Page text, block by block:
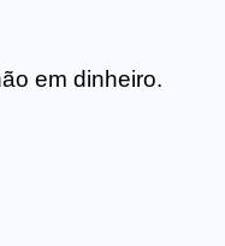
em dinheiro.